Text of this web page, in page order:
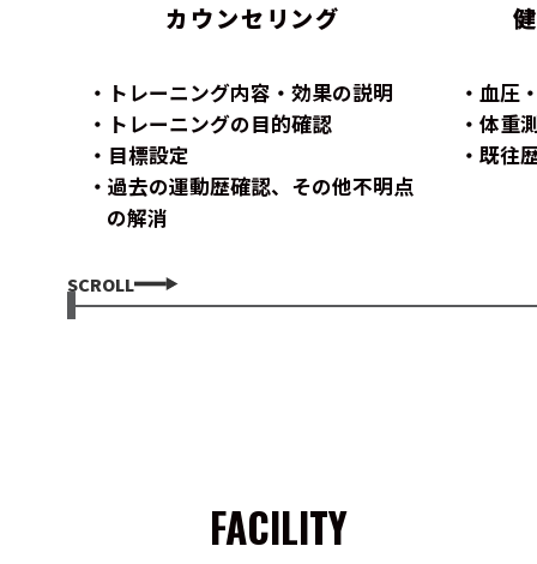
カウンセリング
トレーニング内容・効果の説明
トレーニングの目的確認
目標設定
過去の運動歴確認、その他不明点
の解消
血圧
体重
既往
SCROLL
FACILITY